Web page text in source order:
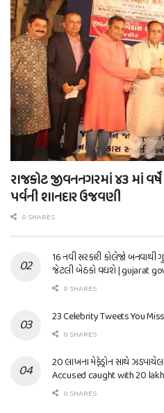
રાજકોટ જીવનનગરમાં ૪૩ માં
પર્વની શાનદાર ઉજવણી
0 SHARES
16 નવી સરકારી કોલેજો બનવાથી
જેટલી બેઠકો વધશે | gujarat
0 SHARES
23 Celebrity Tweets You
0 SHARES
20 લાખના મેફેડ્રોન સાથે
Accused caught with 20
0 SHARES